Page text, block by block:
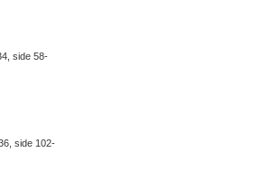
side 58-
side 102-